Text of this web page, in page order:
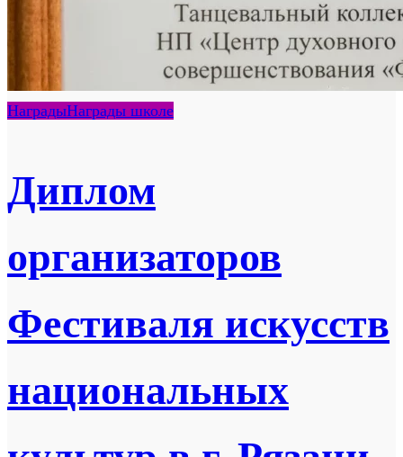
НаградыНаграды школе
Диплом
организаторов
Фестиваля искусств
национальных